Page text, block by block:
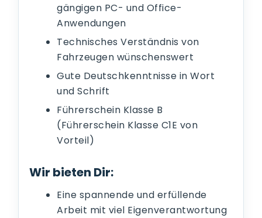
gängigen PC- und Office-
Anwendungen
Technisches Verständnis von
Fahrzeugen wünschenswert
Gute Deutschkenntnisse in Wort
und Schrift
Führerschein Klasse B
(Führerschein Klasse C1E von
Vorteil)
Wir bieten Dir:
Eine spannende und erfüllende
Arbeit mit viel Eigenverantwortung